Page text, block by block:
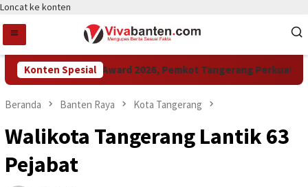
Loncat ke konten
Konten Spesial
Raih LPM Award 2026, Pemkot Tangerang Perkuat
Beranda Banten Raya Kota Tangerang
Walikota Tangerang Lantik 63
Pejabat